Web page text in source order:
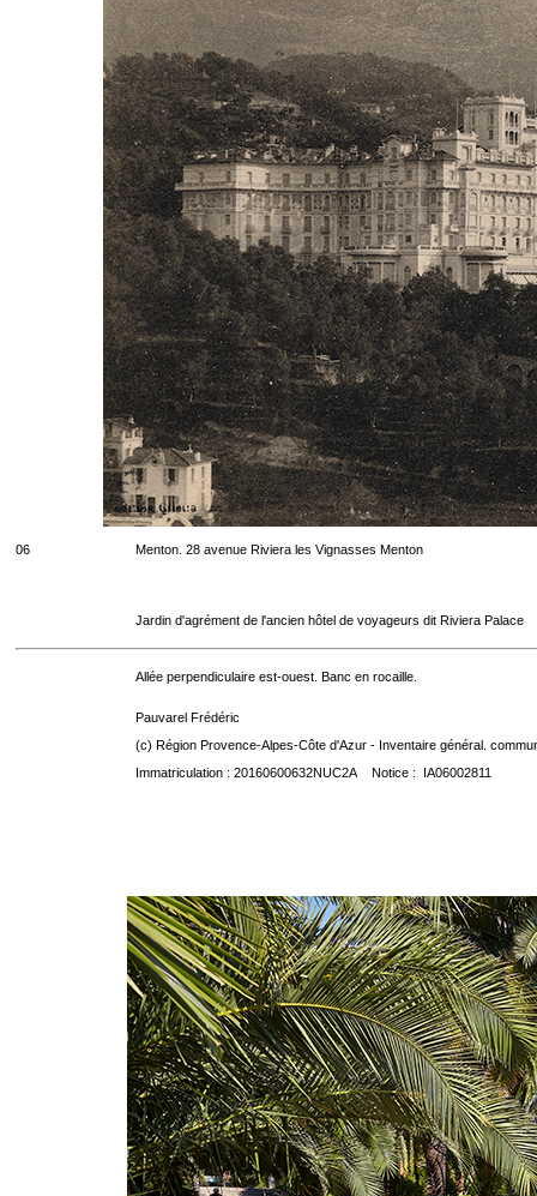
06 Menton. 28 avenue Riviera les Vignasses Menton
Jardin d'agrément de l'ancien hôtel de voyageurs dit Riviera Palace
Allée perpendiculaire est-ouest. Banc en rocaille.
Pauvarel Frédéric
(c) Région Provence-Alpes-Côte d'Azur - Inventaire général.
Immatriculation : 20160600632NUC2A Notice : IA06002811